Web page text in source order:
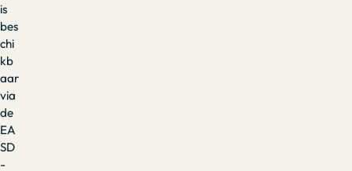
is
bes
chi
kb
aar
via
de
EA
SD
-